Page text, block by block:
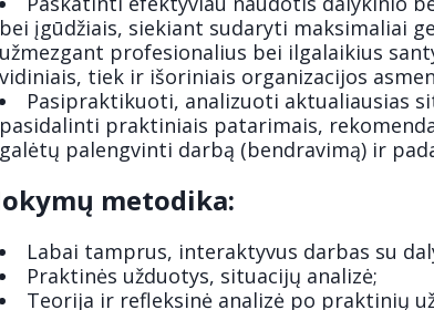
bei įgūdžiais, siekiant sudaryti maksimaliai
užmezgant profesionalius bei ilgalaikius
vidiniais, tiek ir išoriniais organizacijos
Pasipraktikuoti, analizuoti aktualiausias
pasidalinti praktiniais patarimais,
galėtų palengvinti darbą (bendravimą) ir
metodika:
Labai tamprus, interaktyvus darbas su
Praktinės užduotys, situacijų analizė;
Teorija ir refleksinė analizė po praktinių